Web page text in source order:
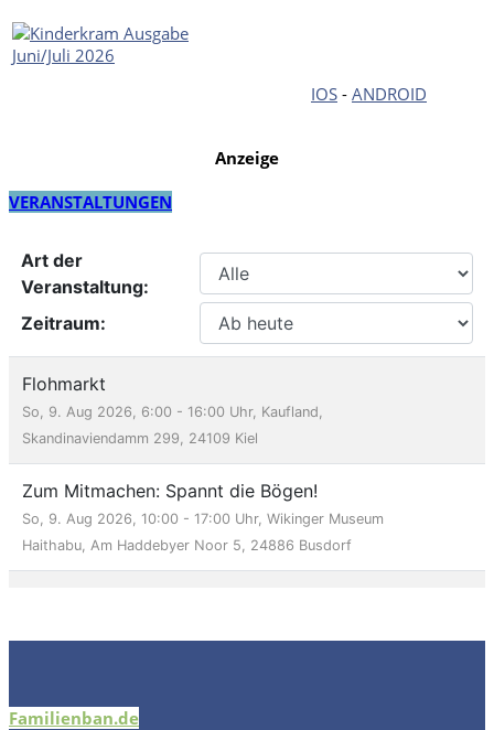
IOS - ANDROID
Anzeige
VERANSTALTUNGEN
Familienban.de